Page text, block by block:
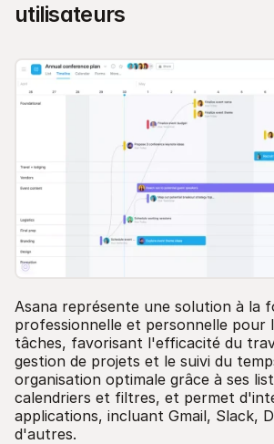
utilisateurs
Asana représente une solution à la
professionnelle et personnelle pour
tâches, favorisant l'efficacité du
gestion de projets et le suivi du
organisation optimale grâce à ses
calendriers et filtres, et permet
applications, incluant Gmail, Slack,
d'autres.